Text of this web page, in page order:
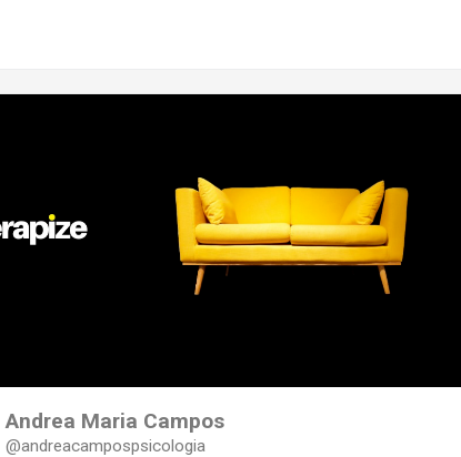
Andrea Maria Campos
@andreacampospsicologia